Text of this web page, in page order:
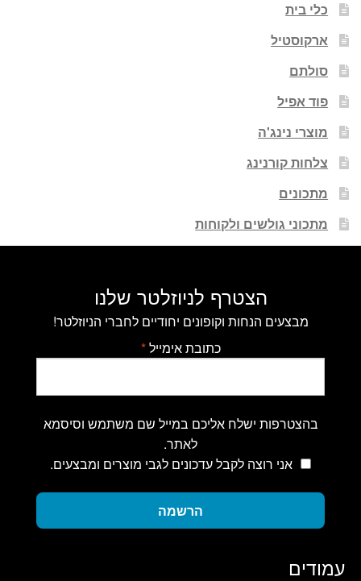
כלי בית
ארקוסטיל
סולתם
פוד אפיל
מוצרי נינג'ה
צלחות קורנינג
מתכונים
מתכוני גולשים ולקוחות
הצטרף לניוזלטר שלנו
מבצעים הנחות וקופונים יחודיים לחברי הניוזלטר!
כתובת אימייל*
בהצטרפות ישלח אליכם במייל שם משתמש וסיסמא
לאתר.
אני רוצה לקבל עדכונים לגבי מוצרים ומבצעים.
הרשמה
עמודים